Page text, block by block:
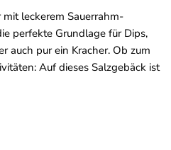
mit leckerem Sauerrahm-
perfekte Grundlage für Dips,
auch pur ein Kracher. Ob zum
Auf dieses Salzgebäck ist